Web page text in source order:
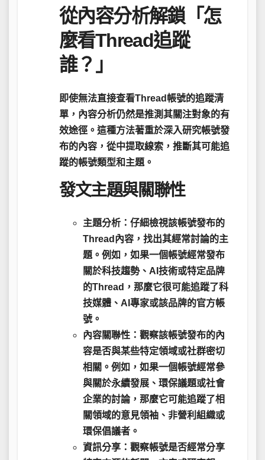
從內容分析解鎖「怎
麼看Thread追蹤
誰？」
即使無法直接查看Thread帳號的追蹤清
單， 內容分析仍然是推測其關注對象的有
效途徑。這種方法著重於深入研究帳號發
布的內容，從中提取線索，推斷其可能追
蹤的帳號類型和主題。
發文主題與關聯性
主題分析： 仔細檢視該帳號發布的
Thread內容，找出其經常討論的主
題。例如，如果一個帳號經常發布
關於科技趨勢、AI技術或特定品牌
的Thread，那麼它很可能追蹤了科
技媒體、AI專家或該品牌的官方帳
號。
內容關聯性： 觀察該帳號發布的內
容是否與某些特定領域或社群密切
相關。例如，如果一個帳號經常參
與關於永續發展、環保議題或社會
企業的討論，那麼它可能追蹤了相
關領域的意見領袖、非營利組織或
環保倡議者。
資訊分享： 觀察帳號是否經常分享